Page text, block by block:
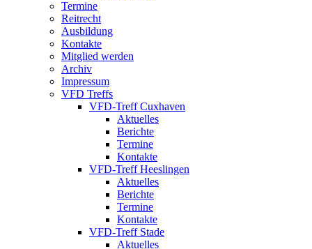
Termine
Reitrecht
Ausbildung
Kontakte
Mitglied werden
Archiv
Impressum
VFD Treffs
VFD-Treff Cuxhaven
Aktuelles
Berichte
Termine
Kontakte
VFD-Treff Heeslingen
Aktuelles
Berichte
Termine
Kontakte
VFD-Treff Stade
Aktuelles